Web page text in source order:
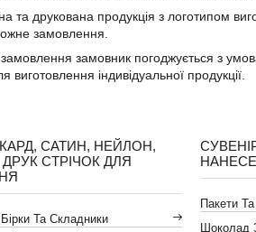
та друкована продукція з логотипом
замовлення.
замовник погоджується з
виготовлення індивідуальної продукції.
САТИН, НЕЙЛОН,
СТРІЧОК ДЛЯ
Та Складники
Пакети
Шоколад